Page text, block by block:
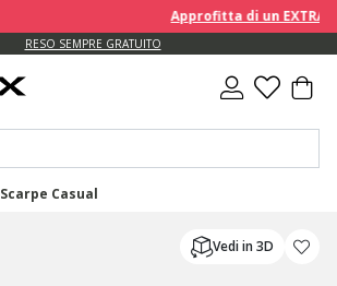
Approfitta di un EXTRA
RESO SEMPRE GRATUITO
Scarpe Casual
Vedi in 3D